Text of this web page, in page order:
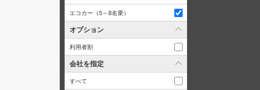
エコカー（5～8名乗）
オプション
利用者割
会社を指定
すべて